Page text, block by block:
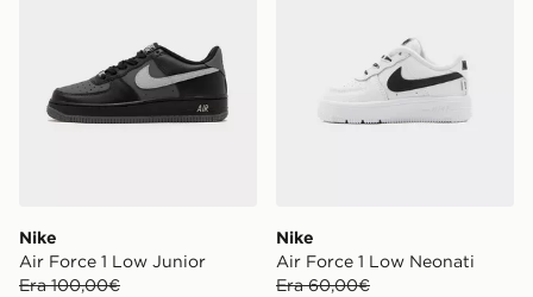
Nike
Air Force 1 Low Junior
Era 100,00€
Nike
Air Force 1 Low Neonati
Era 60,00€